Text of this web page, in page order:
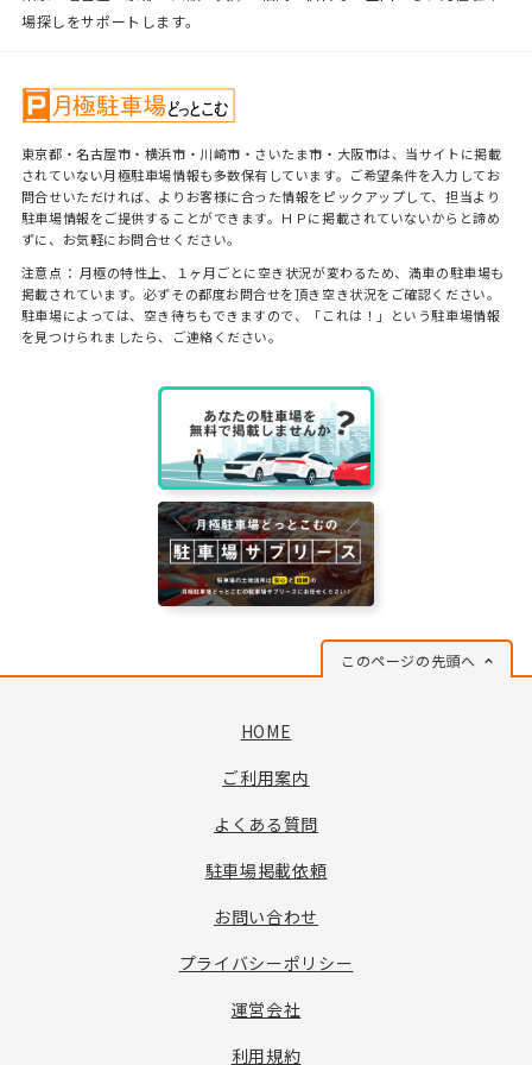
場探しをサポートします。
東京都・名古屋市・横浜市・川崎市・さいたま市・大阪市は、当サイトに掲載
されていない月極駐車場情報も多数保有しています。ご希望条件を入力してお
問合せいただければ、よりお客様に合った情報をピックアップして、担当より
駐車場情報をご提供することができます。ＨＰに掲載されていないからと諦め
ずに、お気軽にお問合せください。
注意点： 月極の特性上、１ヶ月ごとに空き状況が変わるため、満車の駐車場も
掲載されています。必ずその都度お問合せを頂き空き状況をご確認ください。
駐車場によっては、空き待ちもできますので、「これは！」という駐車場情報
を見つけられましたら、ご連絡ください。
このページの先頭へ
HOME
ご利用案内
よくある質問
駐車場掲載依頼
お問い合わせ
プライバシーポリシー
運営会社
利用規約